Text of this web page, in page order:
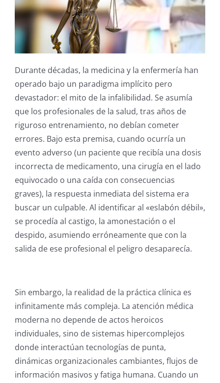
Durante décadas, la medicina y la enfermería han
operado bajo un paradigma implícito pero
devastador: el mito de la infalibilidad. Se asumía
que los profesionales de la salud, tras años de
riguroso entrenamiento, no debían cometer
errores. Bajo esta premisa, cuando ocurría un
evento adverso (un paciente que recibía una dosis
incorrecta de medicamento, una cirugía en el lado
equivocado o una caída con consecuencias
graves), la respuesta inmediata del sistema era
buscar un culpable. Al identificar al «eslabón débil»,
se procedía al castigo, la amonestación o el
despido, asumiendo erróneamente que con la
salida de ese profesional el peligro desaparecía.
Sin embargo, la realidad de la práctica clínica es
infinitamente más compleja. La atención médica
moderna no depende de actos heroicos
individuales, sino de sistemas hipercomplejos
donde interactúan tecnologías de punta,
dinámicas organizacionales cambiantes, flujos de
información masivos y fatiga humana. Cuando un